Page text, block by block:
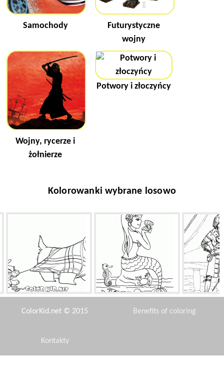
Samochody
Futurystyczne
wojny
Wojny, rycerze i
żołnierze
Potwory i złoczyńcy
Kolorowanki wybrane losowo
Szczeniak i pies Syrena z perłą
ColorKid.net © 2015 Benefits of coloring
Kontakty